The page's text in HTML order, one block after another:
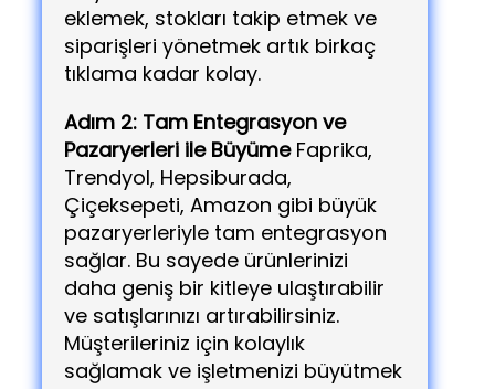
eklemek, stokları takip etmek ve
siparişleri yönetmek artık birkaç
tıklama kadar kolay.
Adım 2: Tam Entegrasyon ve
Pazaryerleri ile BüyümeFaprika,
Trendyol, Hepsiburada,
Çiçeksepeti, Amazon gibi büyük
pazaryerleriyle tam entegrasyon
sağlar. Bu sayede ürünlerinizi
daha geniş bir kitleye ulaştırabilir
ve satışlarınızı artırabilirsiniz.
Müşterileriniz için kolaylık
sağlamak ve işletmenizi büyütmek